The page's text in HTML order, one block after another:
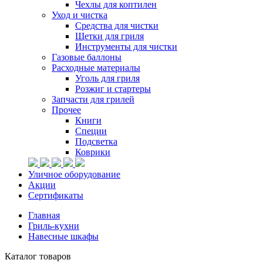
Чехлы для коптилен
Уход и чистка
Средства для чистки
Щетки для гриля
Инструменты для чистки
Газовые баллоны
Расходные материалы
Уголь для гриля
Розжиг и стартеры
Запчасти для грилей
Прочее
Книги
Специи
Подсветка
Коврики
Уличное оборудование
Акции
Сертификаты
Главная
Гриль-кухни
Навесные шкафы
Каталог товаров